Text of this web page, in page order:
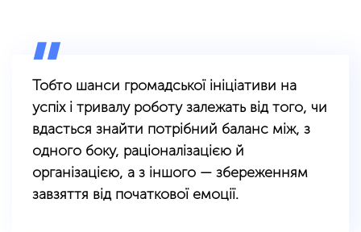
Тобто шанси громадської ініціативи на
успіх і тривалу роботу залежать від того, чи
вдасться знайти потрібний баланс між, з
одного боку, раціоналізацією й
організацією, а з іншого — збереженням
завзяття від початкової емоції.